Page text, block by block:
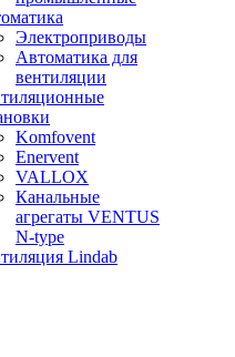
Электроприводы
Автоматика для
вентиляции
Komfovent
Enervent
VALLOX
Канальные
агрегаты VENTUS
N-type
Lindab